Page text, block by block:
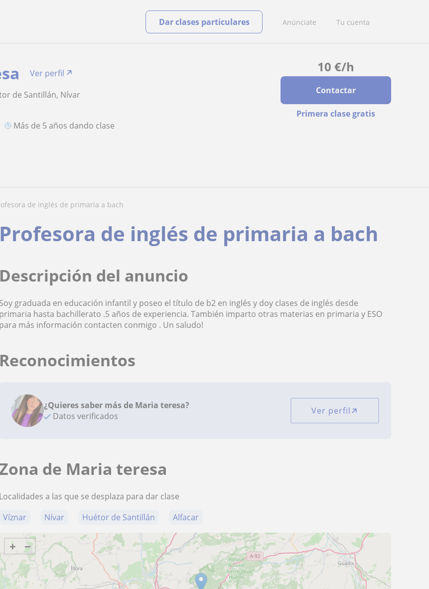
Anúnciate Tu cuenta
Dar clases particulares
10 €/h
Contactar
Primera clase gratis
Ver perfil
de Santillán, Nívar
más de 5 años dando clase
de inglés de primaria a bach
Profesora de inglés de primaria a bach
Descripción del anuncio
Soy graduada en educación infantil y poseo el título de b2 en inglés y doy clases de inglés desde
primaria hasta bachillerato .5 años de experiencia. También imparto otras materias en primaria y ESO
para más información contacten conmigo . Un saludo!
Reconocimientos
¿Quieres saber más de Maria teresa?
Datos verificados
Ver perfil
de Maria teresa
Localidades a las que se desplaza para dar clase
Víznar
Nívar Huétor de Santillán Alfacar
+ −